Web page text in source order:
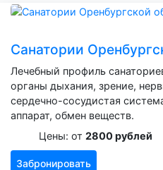
Санатории
Лечебный профиль
органы дыхания, зрение,
сердечно-сосудистая
аппарат, обмен веществ.
Цены: от 2800 рублей
Забронировать